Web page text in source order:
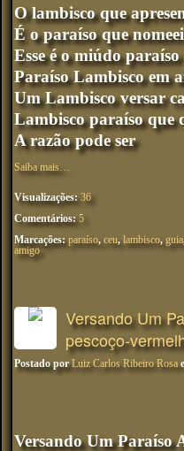
O lambisco que
É o paraíso que nomeei
Esse é o miúdo
Paraíso Lambisco em
Um Lambisco versar
Lambisco paraíso que
A razão pode ser
Saiba mais…
Visualizações: 36
Comentários: 5
Marcações: paraíso, ceu, lambisco, guia
amigo
Versando Um
pescoço-
Postado porLuiz Carlos Ribeiro Rosa
Versando Um Paraíso